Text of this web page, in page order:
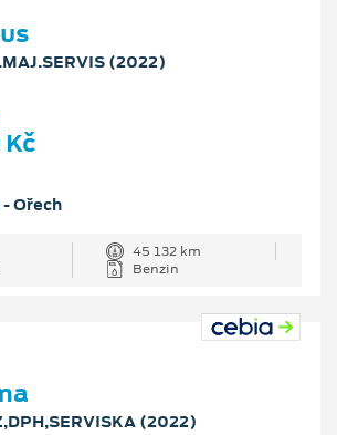
(2022)
Ořech
45 132 km
Benzin
(2022)